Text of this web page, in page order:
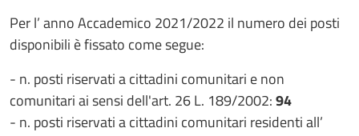
Per l’ anno Accademico 2021/2022 il numero dei posti
disponibili è fissato come segue:
- n. posti riservati a cittadini comunitari e non
comunitari ai sensi dell'art. 26 L. 189/2002:94
- n. posti riservati a cittadini comunitari residenti all’